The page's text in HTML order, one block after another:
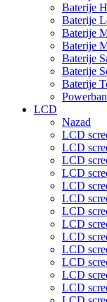
Baterije
Baterije
Baterije
Baterije
Baterije
Baterije
Baterije
LCD
Nazad
LCD
LCD
LCD
LCD
LCD
LCD
LCD
LCD
LCD
LCD
LCD
LCD
LCD